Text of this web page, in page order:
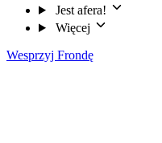
Jest afera!
Więcej
Wesprzyj Frondę